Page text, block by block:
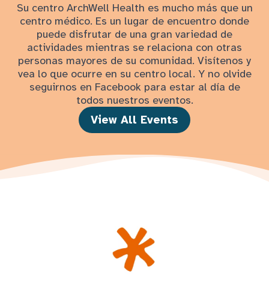
Su centro ArchWell Health es mucho más que un
centro médico. Es un lugar de encuentro donde
puede disfrutar de una gran variedad de
actividades mientras se relaciona con otras
personas mayores de su comunidad. Visítenos y
vea lo que ocurre en su centro local. Y no olvide
seguirnos en Facebook para estar al día de
todos nuestros eventos.
View All Events